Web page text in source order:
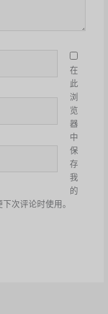
在
此
浏
览
器
中
保
存
我
的
次评论时使用。